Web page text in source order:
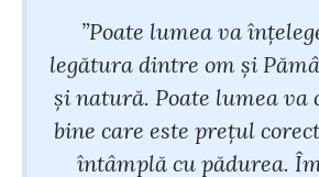
”Poate lumea va
legătura dintre om și
și natură. Poate lumea va
bine care este prețul
întâmplă cu pădurea.